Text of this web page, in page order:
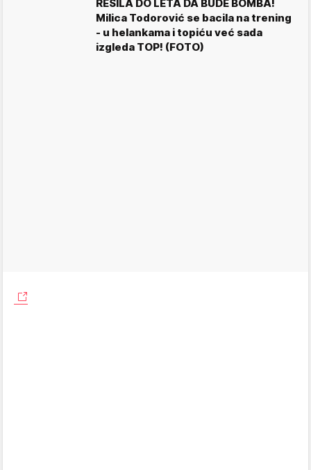
REŠILA DO LETA DA BUDE BOMBA!
Milica Todorović se bacila na trening
- u helankama i topiću već sada
izgleda TOP! (FOTO)